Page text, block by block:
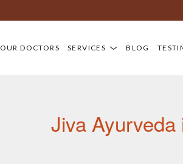
OUR DOCTORS SERVICES BLOG
Jiva